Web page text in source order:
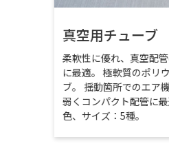
真空用チューブ
柔軟性に優れ、真空配
に最適。 極軟質のポリ
ブ。 揺動箇所でのエア
弱くコンパクト配管に
色、サイズ：5種。